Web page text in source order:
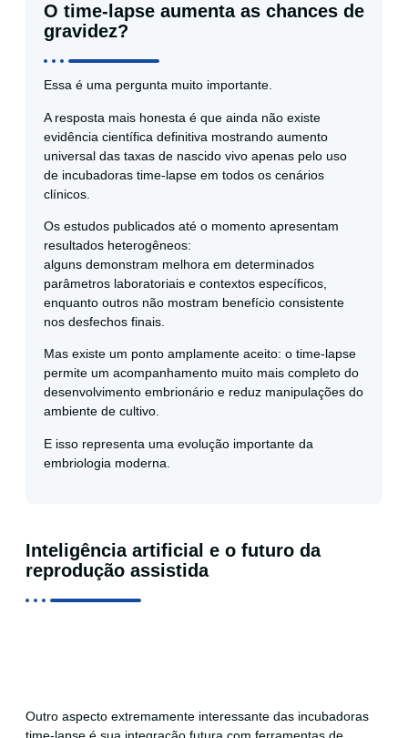
O time-lapse aumenta as chances de
gravidez?
Essa é uma pergunta muito importante.
A resposta mais honesta é que ainda não existe
evidência científica definitiva mostrando aumento
universal das taxas de nascido vivo apenas pelo uso
de incubadoras time-lapse em todos os cenários
clínicos.
Os estudos publicados até o momento apresentam
resultados heterogêneos:
alguns demonstram melhora em determinados
parâmetros laboratoriais e contextos específicos,
enquanto outros não mostram benefício consistente
nos desfechos finais.
Mas existe um ponto amplamente aceito: o time-lapse
permite um acompanhamento muito mais completo do
desenvolvimento embrionário e reduz manipulações do
ambiente de cultivo.
E isso representa uma evolução importante da
embriologia moderna.
Inteligência artificial e o futuro da
reprodução assistida
Outro aspecto extremamente interessante das incubadoras